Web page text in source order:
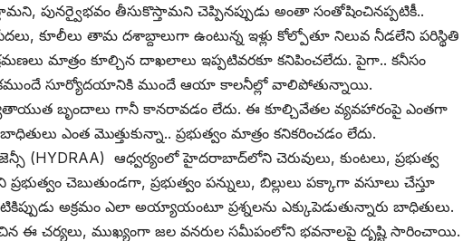
పునర్వైభవం తీసుకొస్తామని చెప్పినప్పుడు అంతా సంతోషించినప్పటికీ..
కూలీలు తామ దశాబ్దాలుగా ఉంటున్న ఇళ్లు కోల్పోతూ నిలువ నీడలేని పరిస్థితి
మాత్రం కూల్చిన దాఖలాలు ఇప్పటివరకూ కనిపించలేదు. పైగా.. కనీసం
సూర్యోదయానికి ముందే ఆయా కాలనీల్లో వాలిపోతున్నాయి.
బృందాలు గానీ కానరావడం లేదు. ఈ కూల్చివేతల వ్యవహారంపై ఎంతగా
ఎంత మొత్తుకున్నా.. ప్రభుత్వం మాత్రం కనికరించడం లేదు.
(HYDRAA) ఆధ్వర్యంలో హైదరాబాద్‌లోని చెరువులు, కుంటలు, ప్రభుత్వ
చెబుతుండగా, ప్రభుత్వం పన్నులు, బిల్లులు పక్కాగా వసూలు చేస్తూ
అక్రమం ఎలా అయ్యాయంటూ ప్రశ్నలను ఎక్కుపెడుతున్నారు బాధితులు.
ఈ చర్యలు, ముఖ్యంగా జల వనరుల సమీపంలోని భవనాలపై దృష్టి సారించాయి.